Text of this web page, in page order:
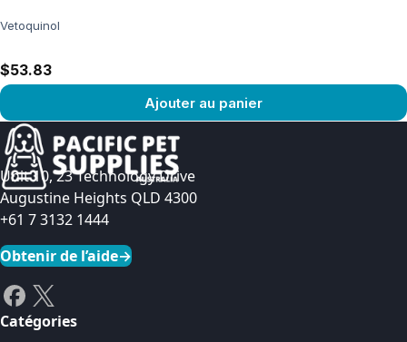
Vetoquinol
$53.83
Ajouter au panier
Voir le produit
Unit 10, 23 Technology Drive
Augustine Heights QLD 4300
+61 7 3132 1444
Obtenir de l’aide→
Catégories